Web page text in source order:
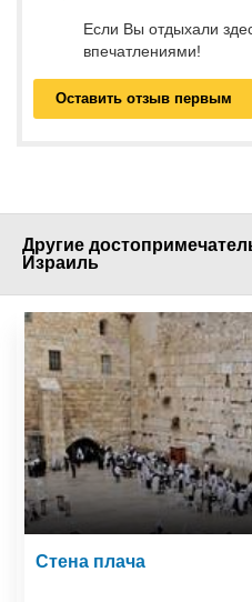
Если Вы отдыхали
впечатлениями!
Оставить отзыв первым
Другие
Израиль
Стена плача